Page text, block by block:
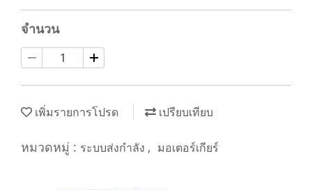
จำนวน
เพิ่มรายการโปรด เปรียบเทียบ
หมวดหมู่ : ระบบส่งกำลัง , มอเตอร์เกียร์